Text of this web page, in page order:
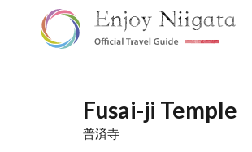
Fusai-ji Temple
普済寺